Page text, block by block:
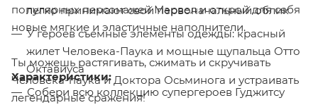
популярных персонажей Марвел и открой для себя
новые мягкие и эластичные наполнители.
Ты можешь растягивать, сжимать и скручивать
Человека-паука и Доктора Осьминога и устраивать
легендарные сражения!
легко принимают свой первоначальный облик
У героев съемные элементы одежды: красный
жилет Человека-Паука и мощные щупальца Отто
Октавиуса
Собери всю коллекцию супергероев Гуджитсу
Характеристики: